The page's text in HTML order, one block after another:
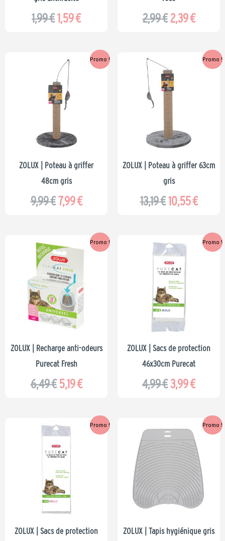
1,99€1,59€ 2,99€ 2,39€
Promo !
ZOLUX | Poteau à griffer
48cm gris
9,99€
Le
prix
initial
était :
7,99€
Le
Promo !
ZOLUX | Poteau à griffer 63cm
gris
13,19€
prix
initial
était :
13,19 €.
10,55€
Le
Promo !
ZOLUX | Recharge anti-odeurs
Purecat Fresh
6,49€
Le
prix
initial
était :
6,49 €.
5,19€
Le
est :
5,19 €.
Promo !
ZOLUX | Sacs de protection
46x30cm Purecat
4,99€
Le
prix
initial
était :
4,99 €.
3,99€
Le
Promo !
ZOLUX | Sacs de protection
Le
prix
initial
était :
5,99 €.
Le
Promo !
ZOLUX | Tapis hygiénique gris
Le
prix
initial
était :
4,99 €.
Le
prix
actuel
est :
3,99 €.